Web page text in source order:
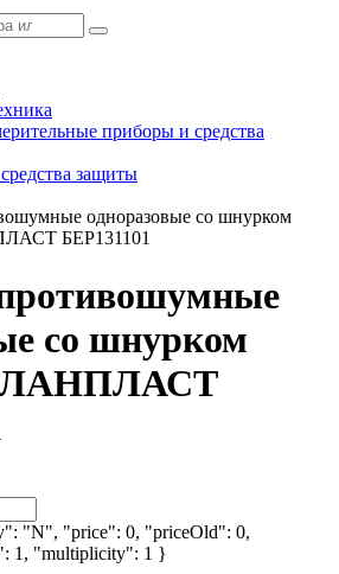
приборы и средства
защиты
одноразовые со шнурком
БЕР131101
со шнурком
"N", "price": 0, "priceOld": 0,
1, "multiplicity": 1 }